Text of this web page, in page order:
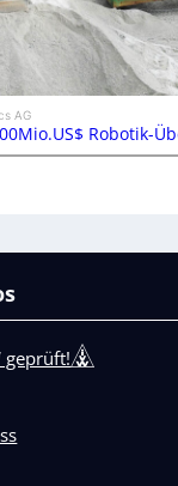
AG
Robotik-
geprüft!